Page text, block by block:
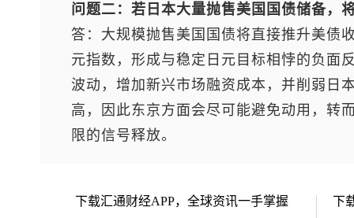
问题二：若日本大量抛售美国国债储备，
答：大规模抛售美国国债将直接推升美债
元指数 ，形成与稳定日元目标相悖的负面
波动，增加新兴市场融资成本，并削弱日
高，因此东京方面会尽可能避免动用，转
限的信号释放。
下载汇通财经APP，全球资讯一手掌握 下